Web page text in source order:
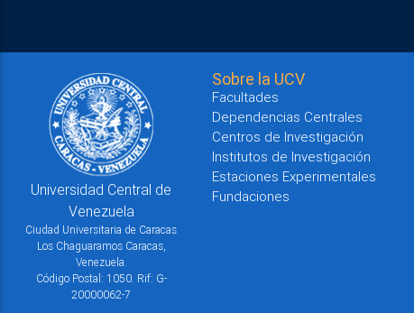
Universidad Central de
Venezuela
Ciudad Universitaria de Caracas
Los Chaguaramos Caracas,
Venezuela.
Código Postal: 1050. Rif: G-
20000062-7
Sobre la UCV
Facultades
Dependencias Centrales
Centros de Investigación
Institutos de Investigación
Estaciones Experimentales
Fundaciones